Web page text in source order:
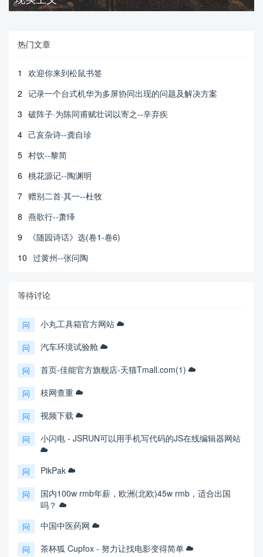
热门文章
1
欢迎你来到松鼠书签
2 记录一个台式机华为多屏协同出现的问题及解决方案
3 破阵子·为陈同甫赋壮词以寄之--辛弃疾
4 己亥杂诗--龚自珍
5 村饮--黎简
6 桃花源记--陶渊明
7 赠别二首·其一--杜牧
8 燕歌行--萧绎
9
《随园诗话》选(卷1-卷6)
10 过黄州--张问陶
等待讨论
问 小丸工具箱官方网站
问 汽车环境试验舱
问 首页-佳能官方旗舰店-天猫Tmall.com(1)
问 枝网查重
问 视频下载
问 小闪电 - JSRUN可以用手机写代码的JS在线编辑器网站
问 PikPak
问
国内100w rmb年薪，欧洲(北欧)45w rmb，适合出国
吗？
问 中国中医药网
问 茶杯狐 Cupfox - 努力让找电影变得简单